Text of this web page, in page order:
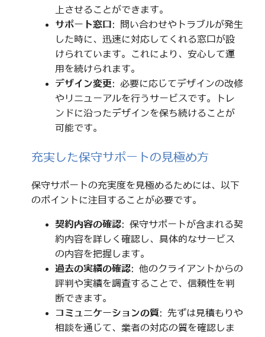
上させることができます。
サポート窓口 : 問い合わせやトラブルが発生
した時に、迅速に対応してくれる窓口が設
けられています。これにより、安心して運
用を続けられます。
デザイン変更: 必要に応じてデザインの改修
やリニューアルを行うサービスです。トレ
ンドに沿ったデザインを保ち続けることが
可能です。
充実した保守サポートの見極め方
保守サポートの充実度を見極めるためには、以下
のポイントに注目することが必要です。
契約内容の確認: 保守サポートが含まれる契
約内容を詳しく確認し、具体的なサービス
の内容を把握します。
過去の実績の確認: 他のクライアントからの
評判や実績を調査することで、信頼性を判
断できます。
コミュニケーションの質: 先ずは見積もりや
相談を通じて、業者の対応の質を確認しま